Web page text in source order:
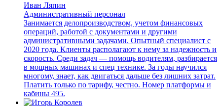
Иван Ляпин
Административный персонал
Занимается делопроизводством, учетом финансовых
операций, работой с документами и другими
административными задачами. Опытный специалист с
2020 года. Клиенты располагают к нему за надежность и
скорость. Среди задач — помощь водителям, разбирается
в мощных машинах и спец технике. За годы научился
многому, знает, как двигаться дальше без лишних затрат.
Платить только по тарифу, честно. Номер платформы и
кабины 495.